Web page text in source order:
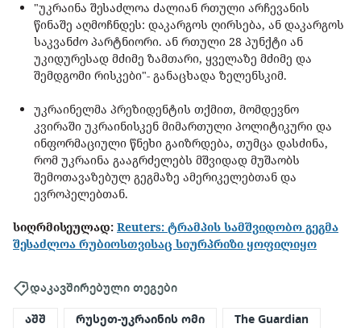
"უკრაინა შესაძლოა ძალიან რთული არჩევანის
წინაშე აღმოჩნდეს: დაკარგოს ღირსება, ან დაკარგოს
საკვანძო პარტნიორი. ან რთული 28 პუნქტი ან
უკიდურესად მძიმე ზამთარი, ყველაზე მძიმე და
შემდგომი რისკები"- განაცხადა ზელენსკიმ.
უკრაინელმა პრეზიდენტის თქმით, მომდევნო
კვირაში უკრაინისკენ მიმართული პოლიტიკური და
ინფორმაციული წნეხი გაიზრდება, თუმცა დასძინა,
რომ უკრაინა გააგრძელებს მშვიდად მუშაობს
შემოთავაზებულ გეგმაზე ამერიკელებთან და
ევროპელებთან.
სიღრმისეულად: Reuters: ტრამპის სამშვიდობო გეგმა
შესაძლოა რუბიოსთვისაც სიურპრიზი ყოფილიყო
დაკავშირებული თეგები
აშშ რუსეთ-უკრაინის ომი The Guardian